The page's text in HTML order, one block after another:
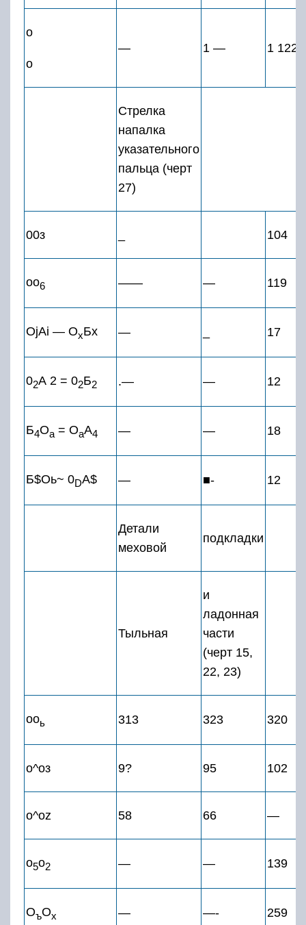
о
о
— 1 — 1 122
Стрелка
напалка
указательного
пальца (черт
27)
00з 104
оо6 —— — 119
OjAi — ОхБх — 17
02А 2 = 02Б2 .— — 12
Б4Оа = ОаА4 — — 18
Б$Оь~ 0DA$ — ■- 12
Детали
меховой
подкладки
Тыльная
и
ладонная
части
(черт 15,
22, 23)
ооь 313 323 320
о^оз 9? 95 102
o^oz 58 66 —
о5о2 — — 139
ОъОх — —- 259